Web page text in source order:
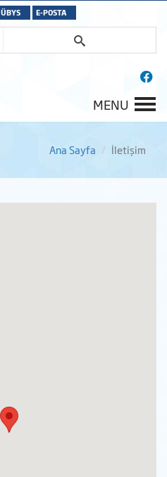
ÜBYS E-POSTA
MENU
Ana Sayfa İletişim